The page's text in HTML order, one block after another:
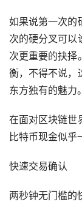
如果说第一次的
次的硬分叉可以
次更重要的抉择
衡，不得不说，
东方独有的魅力。
在面对区块链世
比特币现金似乎
快速交易确认
两秒钟无门槛的